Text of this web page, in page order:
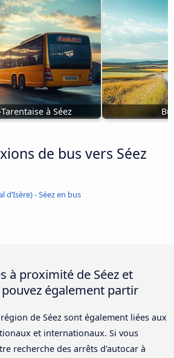
à Séez
de bus vers Séez
d’Isère) - Séez en bus
à proximité de Séez et
également partir
de Séez sont également liées aux
et internationaux. Si vous
recherche des arrêts d’autocar à